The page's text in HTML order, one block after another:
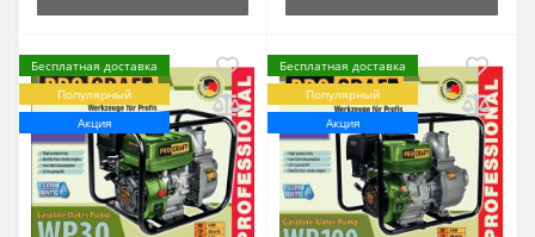
Бесплатная доставка
Популярный
Акция
Бесплатная доставка
Популярный
Акция